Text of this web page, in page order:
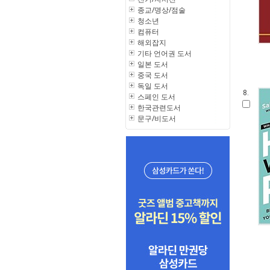
종교/명상/점술
청소년
컴퓨터
해외잡지
기타 언어권 도서
일본 도서
중국 도서
독일 도서
스페인 도서
한국관련도서
문구/비도서
8.